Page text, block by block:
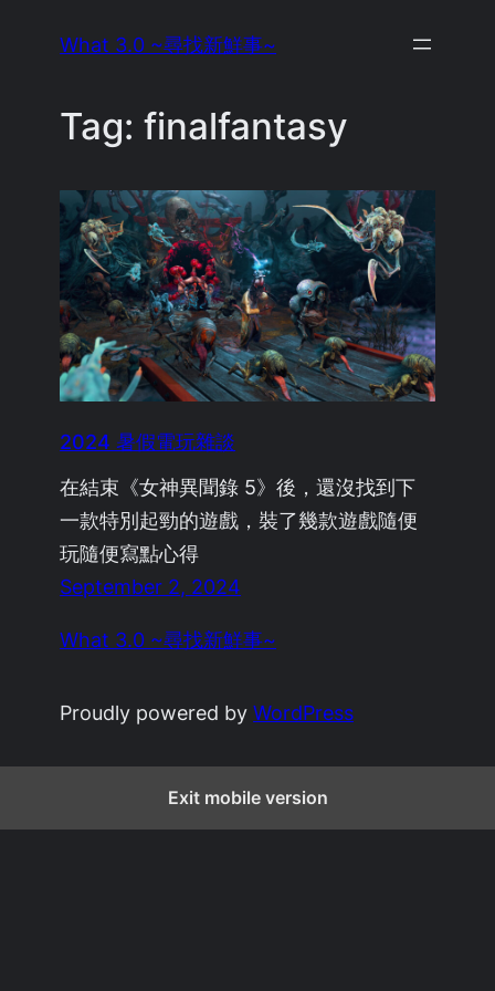
What 3.0 ~尋找新鮮事~
Tag:finalfantasy
2024 暑假電玩雜談
在結束《女神異聞錄 5》後，還沒找到下
一款特別起勁的遊戲，裝了幾款遊戲隨便
玩隨便寫點心得
September 2, 2024
What 3.0 ~尋找新鮮事~
Proudly powered byWordPress
Exit mobile version